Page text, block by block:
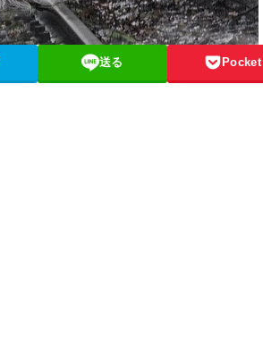
送る Pocket